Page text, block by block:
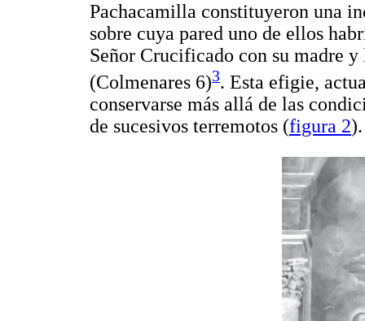
Pachacamilla constituyeron una
sobre cuya pared uno de ellos
Señor Crucificado con su madre
(Colmenares 6)3. Esta efigie,
conservarse más allá de las
de sucesivos terremotos (figura 2).